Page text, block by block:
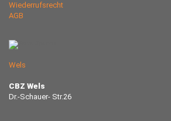
Wiederrufsrecht
AGB
Wels
CBZ Wels
Dr.-Schauer- Str.26